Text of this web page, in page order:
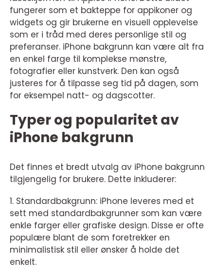
fungerer som et bakteppe for appikoner og
widgets og gir brukerne en visuell opplevelse
som er i tråd med deres personlige stil og
preferanser. iPhone bakgrunn kan være alt fra
en enkel farge til komplekse mønstre,
fotografier eller kunstverk. Den kan også
justeres for å tilpasse seg tid på dagen, som
for eksempel natt- og dagscotter.
Typer og popularitet av
iPhone bakgrunn
Det finnes et bredt utvalg av iPhone bakgrunn
tilgjengelig for brukere. Dette inkluderer:
1. Standardbakgrunn: iPhone leveres med et
sett med standardbakgrunner som kan være
enkle farger eller grafiske design. Disse er ofte
populære blant de som foretrekker en
minimalistisk stil eller ønsker å holde det
enkelt.